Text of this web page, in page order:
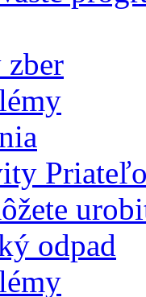
zber
odpad